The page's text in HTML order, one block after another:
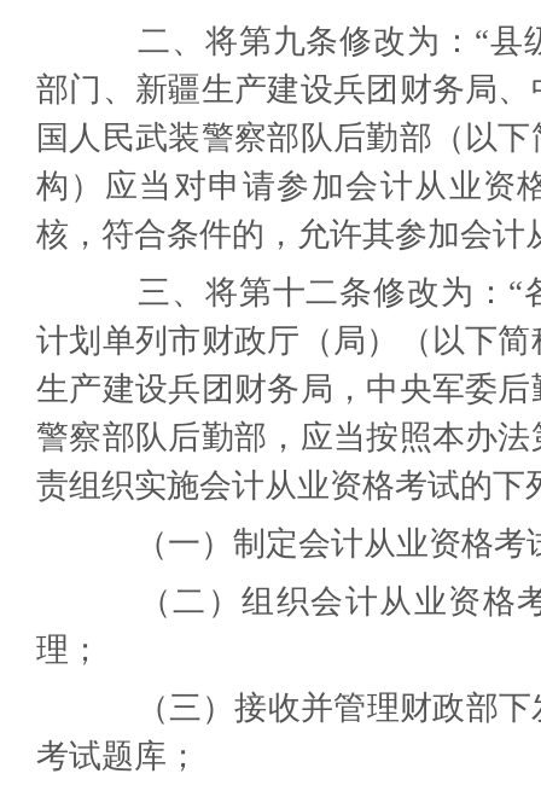
二、将第九条修改为：“县
部门、新疆生产建设兵团财务局
国人民武装警察部队后勤部（以
构）应当对申请参加会计从业资
核，符合条件的，允许其参加会计
三、将第十二条修改为：“
计划单列市财政厅（局）（以下
生产建设兵团财务局，中央军委
警察部队后勤部，应当按照本办
责组织实施会计从业资格考试的下
（一）制定会计从业资格考
（二）组织会计从业资格
理；
（三）接收并管理财政部下
考试题库；